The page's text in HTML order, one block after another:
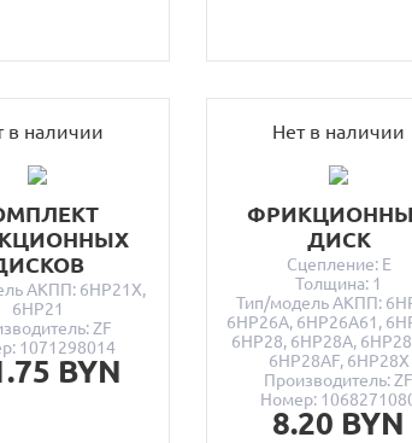
в наличии
АКПП: 6HP21X,
6HP21
ZF
1071298014
BYN
Нет в наличии
ДИСК
Сцепление: E
Толщина: 1
Тип/модель АКПП:
6HP26A, 6HP26A61,
6HP28, 6HP28A,
6HP28AF, 6HP28X
Производитель: ZF
Номер:
8.20 BYN